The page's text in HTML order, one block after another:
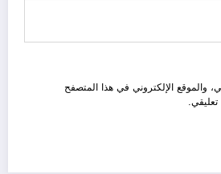
والموقع الإلكتروني في هذا المتصفح
تعليقي.